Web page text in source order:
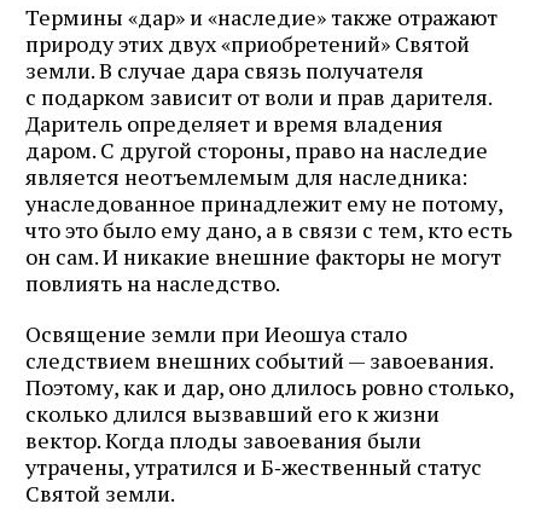
Термины «дар» и «наследие» также отражают
природу этих двух «приобретений» Святой
земли. В случае дара связь получателя
с подарком зависит от воли и прав дарителя.
Даритель определяет и время владения
даром. С другой стороны, право на наследие
является неотъемлемым для наследника:
унаследованное принадлежит ему не потому,
что это было ему дано, а в связи с тем, кто есть
он сам. И никакие внешние факторы не могут
повлиять на наследство.
Освящение земли при Иеошуа стало
следствием внешних событий — завоевания.
Поэтому, как и дар, оно длилось ровно столько,
сколько длился вызвавший его к жизни
вектор. Когда плоды завоевания были
утрачены, утратился и Б‑жественный статус
Святой земли.